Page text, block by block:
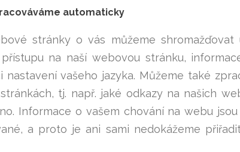
automaticky
stránky o vás můžeme
na naší webovou stránku,
nastavení vašeho jazyka. Můžeme také
tj. např. jaké odkazy na našich
Informace o vašem chování na webu
a proto je ani sami nedokážeme